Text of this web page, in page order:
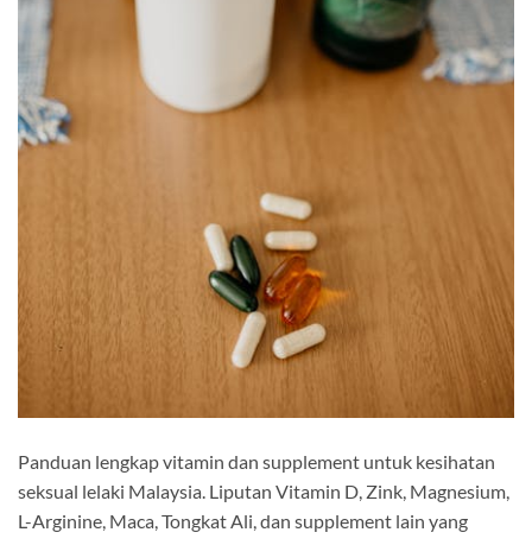
Panduan lengkap vitamin dan supplement untuk kesihatan
seksual lelaki Malaysia. Liputan Vitamin D, Zink, Magnesium,
L-Arginine, Maca, Tongkat Ali, dan supplement lain yang